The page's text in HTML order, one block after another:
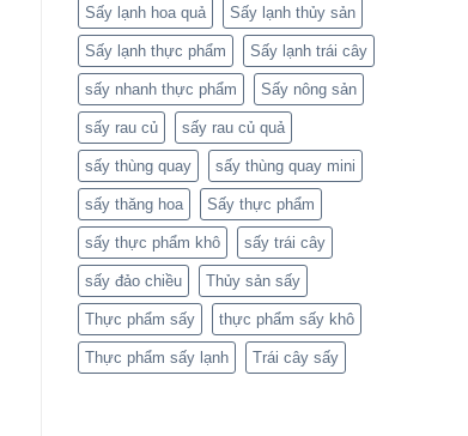
Sấy lạnh hoa quả Sấy lạnh thủy sản
Sấy lạnh thực phẩm Sấy lạnh trái cây
sấy nhanh thực phẩm Sấy nông sản
sấy rau củ sấy rau củ quả
sấy thùng quay sấy thùng quay mini
sấy thăng hoa Sấy thực phẩm
sấy thực phẩm khô sấy trái cây
sấy đảo chiều Thủy sản sấy
Thực phẩm sấy thực phẩm sấy khô
Thực phẩm sấy lạnh Trái cây sấy